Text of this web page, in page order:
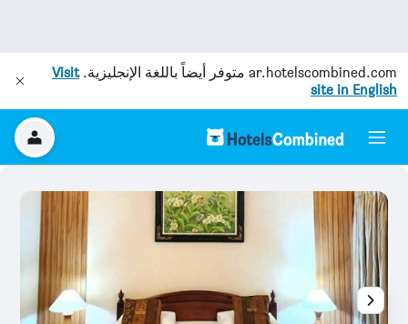
ar.hotelscombined.com متوفر أيضاً باللغة الإنجليزية.Visit
site in English